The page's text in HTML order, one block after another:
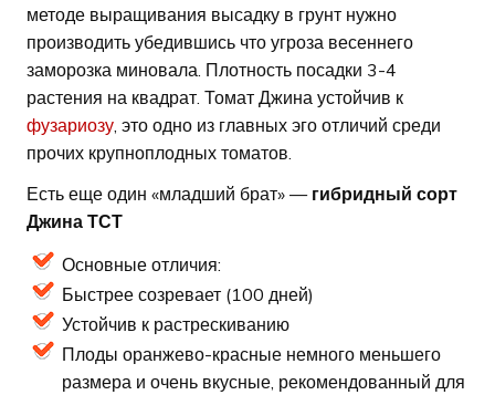
методе выращивания высадку в грунт нужно
производить убедившись что угроза весеннего
заморозка миновала. Плотность посадки 3-4
растения на квадрат. Томат Джина устойчив к
фузариозу, это одно из главных эго отличий среди
прочих крупноплодных томатов.
Есть еще один «младший брат» — гибридный сорт
Джина ТСТ
Основные отличия:
Быстрее созревает (100 дней)
Устойчив к растрескиванию
Плоды оранжево-красные немного меньшего
размера и очень вкусные, рекомендованный для